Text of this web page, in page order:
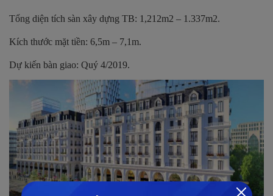
Tổng diện tích sàn xây dựng TB: 1,212m2 – 1.337m2.
Kích thước mặt tiền: 6,5m – 7,1m.
Dự kiến bàn giao: Quý 4/2019.